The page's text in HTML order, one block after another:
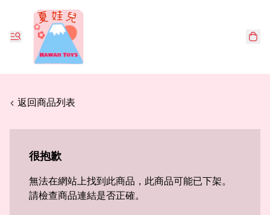
< 返回商品列表
很抱歉
無法在網站上找到此商品，此商品可能已下架。
請檢查商品連結是否正確。